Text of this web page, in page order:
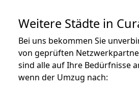
Weitere Städte in
Bei uns bekommen Sie
von geprüften
sind alle auf Ihre Bedürfnisse
wenn der Umzug nach: